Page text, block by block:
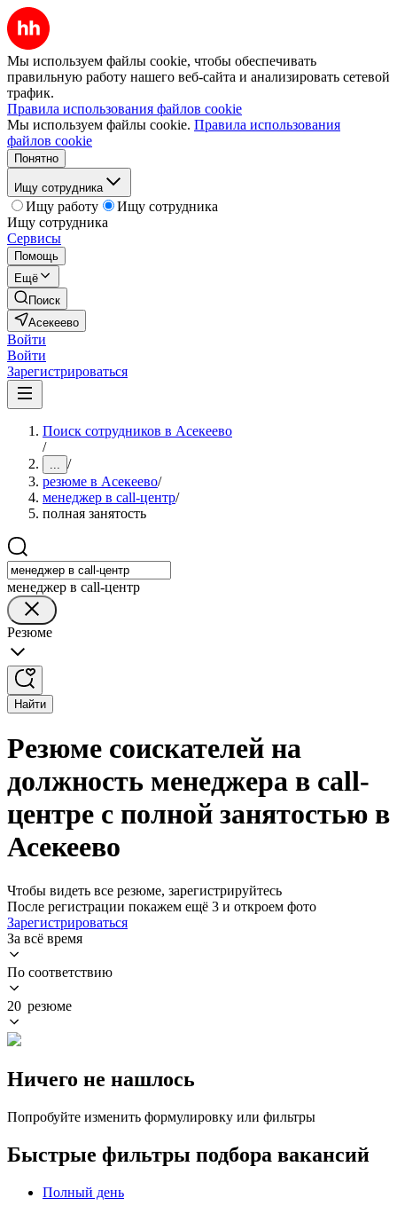
Мы используем файлы cookie, чтобы обеспечивать
правильную работу нашего веб-сайта и анализировать сетевой
трафик.
Правила использования файлов cookie
Мы используем файлы cookie. Правила использования
файлов cookie
Понятно
Ищу сотрудника
Ищу работу
Ищу сотрудника
Ищу сотрудника
Сервисы
Помощь
Ещё
Поиск
Асекеево
Войти
Войти
Зарегистрироваться
Поиск сотрудников в Асекеево
/
... /
резюме в Асекеево/
менеджер в call-центр/
полная занятость
менеджер в call-центр
Резюме
Найти
Резюме соискателей на
должность менеджера в call-
центре с полной занятостью в
Асекеево
Чтобы видеть все резюме, зарегистрируйтесь
После регистрации покажем ещё 3 и откроем фото
Зарегистрироваться
За всё время
По соответствию
20 резюме
Ничего не нашлось
Попробуйте изменить формулировку или фильтры
Быстрые фильтры подбора вакансий
Полный день